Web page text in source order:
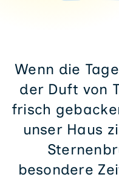
Wenn die
der Duft von
frisch
unser Haus
besondere